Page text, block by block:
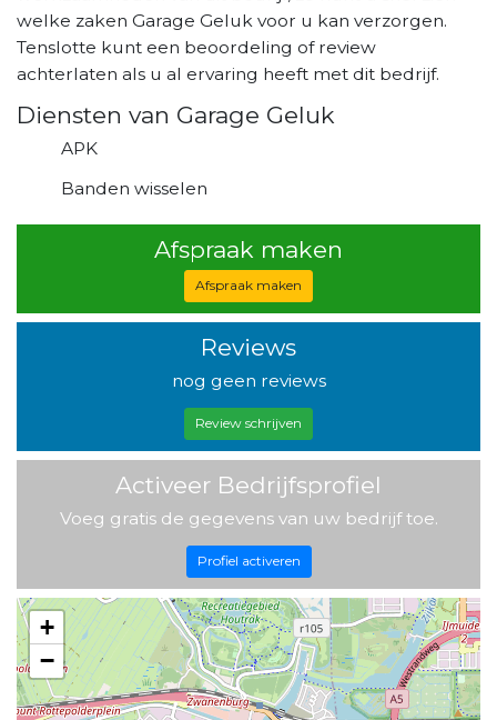
welke zaken Garage Geluk voor u kan verzorgen.
Tenslotte kunt een beoordeling of review
achterlaten als u al ervaring heeft met dit bedrijf.
Diensten van Garage Geluk
APK
Banden wisselen
Afspraak maken
Afspraak maken
Reviews
nog geen reviews
Review schrijven
Activeer Bedrijfsprofiel
Voeg gratis de gegevens van uw bedrijf toe.
Profiel activeren
+
−